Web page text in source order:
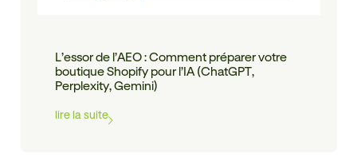
L’essor de l’AEO : Comment préparer votre
boutique Shopify pour l’IA (ChatGPT,
Perplexity, Gemini)
lire la suite